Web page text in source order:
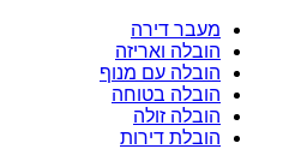
מעבר דירה
הובלה ואריזה
הובלה עם מנוף
הובלה בטוחה
הובלה זולה
הובלת דירות